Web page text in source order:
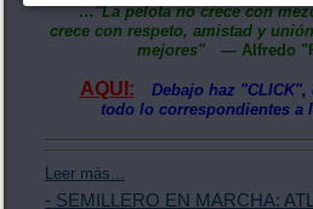
…"La pelota no crece con
crece con respeto, amistad y
mejores"
— Alfredo
AQUI:
Debajo haz
todo lo correspondientes a
Leer más...
- SEMILLERO EN MARCHA: